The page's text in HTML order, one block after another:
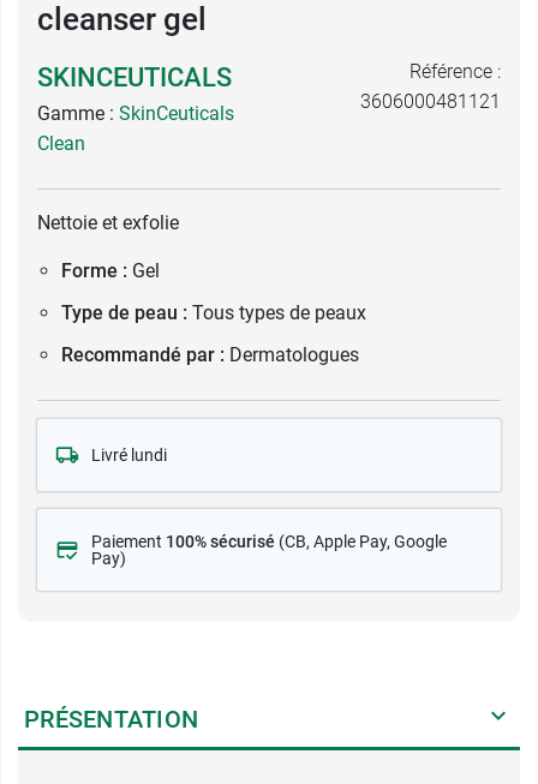
cleanser gel
SKINCEUTICALS
Gamme : SkinCeuticals
Clean
Référence :
3606000481121
Nettoie et exfolie
Forme : Gel
Type de peau : Tous types de peaux
Recommandé par : Dermatologues
Livré lundi
Paiement 100% sécurisé (CB, Apple Pay, Google
Pay)
PRÉSENTATION